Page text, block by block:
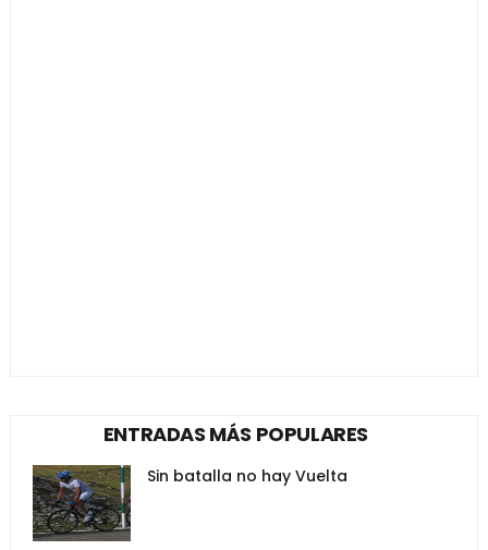
ENTRADAS MÁS POPULARES
Sin batalla no hay Vuelta